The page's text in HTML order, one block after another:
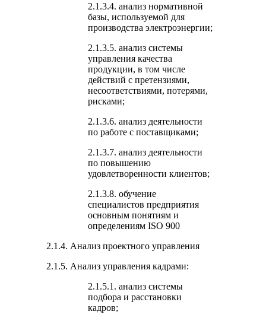
2.1.3.4. анализ нормативной
базы, используемой для
производства электроэнергии;
2.1.3.5. анализ системы
управления качества
продукции, в том числе
действий с претензиями,
несоответствиями, потерями,
рисками;
2.1.3.6. анализ деятельности
по работе с поставщиками;
2.1.3.7. анализ деятельности
по повышению
удовлетворенности клиентов;
2.1.3.8. обучение
специалистов предприятия
основным понятиям и
определениям ISO 900
2.1.4. Анализ проектного управления
2.1.5. Анализ управления кадрами:
2.1.5.1. анализ системы
подбора и расстановки
кадров;